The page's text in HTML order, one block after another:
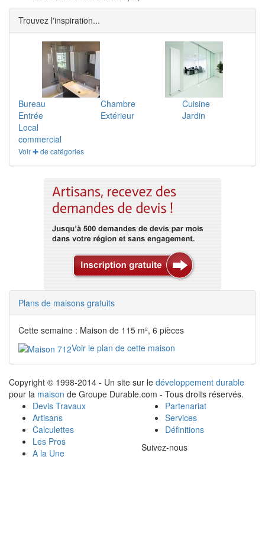
Trouvez l'inspiration...
Bureau Chambre
Cuisine
Entrée
Extérieur
Jardin
Local
commercial
Voir ✚ de catégories
Plans de maisons gratuits
Cette semaine : Maison de 115 m², 6 pièces
Voir le plan de cette maison
Copyright © 1998-2014 - Un site sur le développement durable
pour la maison de Groupe Durable.com - Tous droits réservés.
Devis Travaux
Artisans
Calculettes
Les Pros
A la Une
Partenariat
Services
Définitions
Suivez-nous